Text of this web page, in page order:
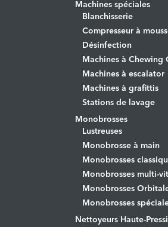
Machines spéciales
Blanchisserie
Compresseur à
Désinfection
Machines à Chewing
Machines à escalator
Machines à grafittis
Stations de lavage
Monobrosses
Lustreuses
Monobrosse à main
Monobrosses
Monobrosses multi-
Monobrosses
Monobrosses
Nettoyeurs Haute-